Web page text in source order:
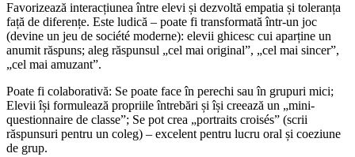
Favorizează interacțiunea între elevi și dezvoltă empatia și toleranța
față de diferențe. Este ludică – poate fi transformată într-un joc
(devine un jeu de société moderne): elevii ghicesc cui aparține un
anumit răspuns; aleg răspunsul „cel mai original”, „cel mai sincer”,
„cel mai amuzant”.
Poate fi colaborativă: Se poate face în perechi sau în grupuri mici;
Elevii își formulează propriile întrebări și își creează un „mini-
questionnaire de classe”; Se pot crea „portraits croisés” (scrii
răspunsuri pentru un coleg) – excelent pentru lucru oral și coeziune
de grup.